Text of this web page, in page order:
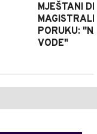
MJEŠTANI
PORUKU:
VODE"